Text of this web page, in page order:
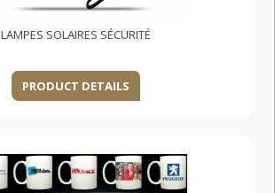
LAMPES SOLAIRES SÉCURITÉ
PRODUCT DETAILS